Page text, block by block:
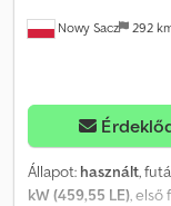
Nowy Sacz 292
Állapot: használt,
kW (459,55 LE), első